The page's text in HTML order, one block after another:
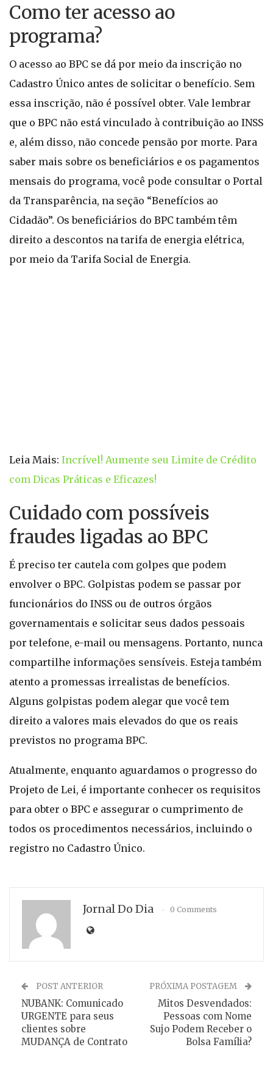
Como ter acesso ao
programa?
O acesso ao BPC se dá por meio da inscrição no
Cadastro Único antes de solicitar o benefício. Sem
essa inscrição, não é possível obter. Vale lembrar
que o BPC não está vinculado à contribuição ao INSS
e, além disso, não concede pensão por morte. Para
saber mais sobre os beneficiários e os pagamentos
mensais do programa, você pode consultar o Portal
da Transparência, na seção “Benefícios ao
Cidadão”. Os beneficiários do BPC também têm
direito a descontos na tarifa de energia elétrica,
por meio da Tarifa Social de Energia.
Leia Mais: Incrível! Aumente seu Limite de Crédito
com Dicas Práticas e Eficazes!
Cuidado com possíveis
fraudes ligadas ao BPC
É preciso ter cautela com golpes que podem
envolver o BPC. Golpistas podem se passar por
funcionários do INSS ou de outros órgãos
governamentais e solicitar seus dados pessoais
por telefone, e-mail ou mensagens. Portanto, nunca
compartilhe informações sensíveis. Esteja também
atento a promessas irrealistas de benefícios.
Alguns golpistas podem alegar que você tem
direito a valores mais elevados do que os reais
previstos no programa BPC.
Atualmente, enquanto aguardamos o progresso do
Projeto de Lei, é importante conhecer os requisitos
para obter o BPC e assegurar o cumprimento de
todos os procedimentos necessários, incluindo o
registro no Cadastro Único.
Jornal Do Dia 0 Comments
POST ANTERIOR
NUBANK: Comunicado
URGENTE para seus
clientes sobre
MUDANÇA de Contrato
PRÓXIMA POSTAGEM
Mitos Desvendados:
Pessoas com Nome
Sujo Podem Receber o
Bolsa Família?